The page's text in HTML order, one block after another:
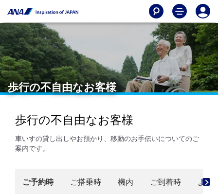
歩行の不自由なお客様
歩行の不自由なお客様
車いすの貸し出しやお預かり、移動のお手伝いについてのご
案内です。
ご予約時 ご搭乗時 機内 ご到着時 よく